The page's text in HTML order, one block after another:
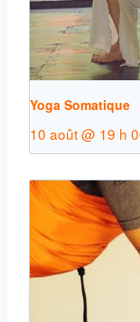
Yoga Somatique
10 août @ 19 h